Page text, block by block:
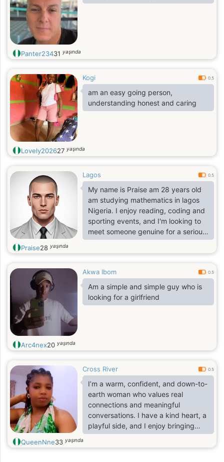
Panter23431 yaşında
Kogi 0.5
am an easy going person,
understanding honest and caring
Lovely202627 yaşında
Lagos 0.5
My name is Praise am 28 years old
am studying mathematics in lagos
Nigeria. I enjoy reading, coding and
sporting events, and I'm looking to
meet someone genuine for a serious
relationship. I'd describe myself as
easygoing, curious, ambitious
Praise28 yaşında
Akwa Ibom 0.5
Am a simple and simple guy who is
looking for a girlfriend
Arc4nex20 yaşında
Cross River 0.5
I’m a warm, confident, and down-to-
earth woman who values real
connections and meaningful
conversations. I have a kind heart, a
playful side, and I enjoy bringing
positive energy wherever I go. I
believe in being genuine, loyal, and
QueenNne33 yaşında